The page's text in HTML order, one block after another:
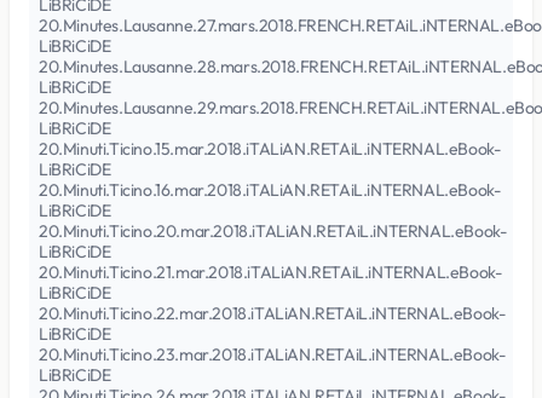
LiBRiCiDE
LiBRiCiDE
LiBRiCiDE
LiBRiCiDE
20.Minuti.Ticino.15.mar.2018.iTALiAN.RETAiL.iNTERNAL.eBook-
LiBRiCiDE
20.Minuti.Ticino.16.mar.2018.iTALiAN.RETAiL.iNTERNAL.eBook-
LiBRiCiDE
20.Minuti.Ticino.20.mar.2018.iTALiAN.RETAiL.iNTERNAL.eBook-
LiBRiCiDE
20.Minuti.Ticino.21.mar.2018.iTALiAN.RETAiL.iNTERNAL.eBook-
LiBRiCiDE
20.Minuti.Ticino.22.mar.2018.iTALiAN.RETAiL.iNTERNAL.eBook-
LiBRiCiDE
20.Minuti.Ticino.23.mar.2018.iTALiAN.RETAiL.iNTERNAL.eBook-
LiBRiCiDE